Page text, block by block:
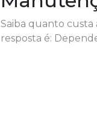
Saiba quanto
resposta é: